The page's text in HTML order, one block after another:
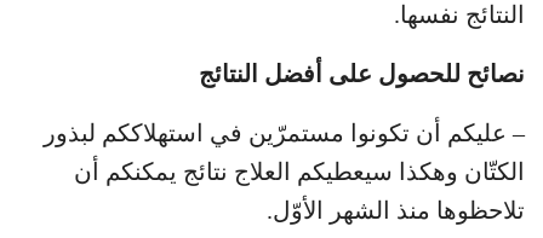
النتائج نفسها.
نصائح للحصول على أفضل النتائج
– عليكم أن تكونوا مستمرّين في استهلاككم لبذور
الكتّان وهكذا سيعطيكم العلاج نتائج يمكنكم أن
تلاحظوها منذ الشهر الأوّل.